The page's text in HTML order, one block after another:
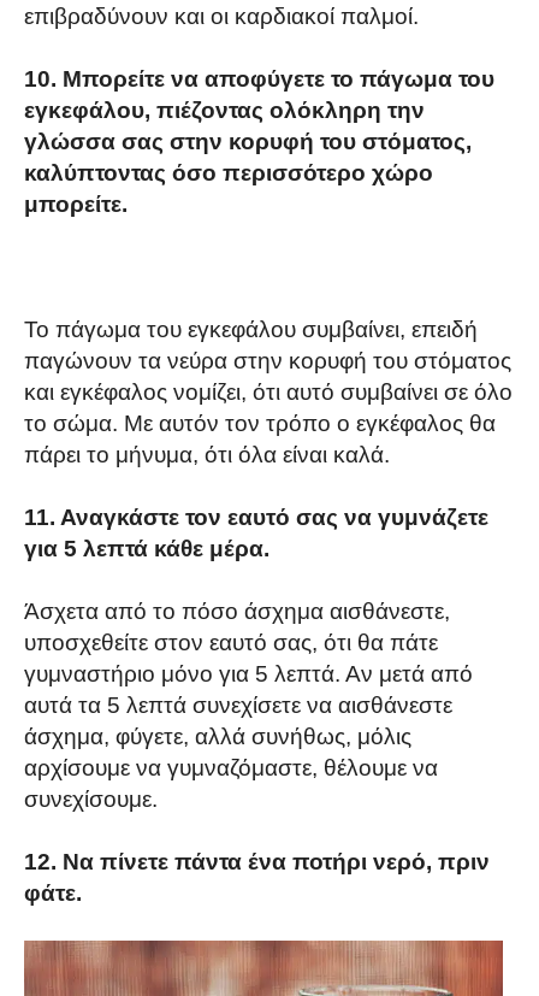
επιβραδύνουν και οι καρδιακοί παλμοί.
10. Μπορείτε να αποφύγετε το πάγωμα του
εγκεφάλου, πιέζοντας ολόκληρη την
γλώσσα σας στην κορυφή του στόματος,
καλύπτοντας όσο περισσότερο χώρο
μπορείτε.
Το πάγωμα του εγκεφάλου συμβαίνει, επειδή
παγώνουν τα νεύρα στην κορυφή του στόματος
και εγκέφαλος νομίζει, ότι αυτό συμβαίνει σε όλο
το σώμα. Με αυτόν τον τρόπο ο εγκέφαλος θα
πάρει το μήνυμα, ότι όλα είναι καλά.
11. Αναγκάστε τον εαυτό σας να γυμνάζετε
για 5 λεπτά κάθε μέρα.
Άσχετα από το πόσο άσχημα αισθάνεστε,
υποσχεθείτε στον εαυτό σας, ότι θα πάτε
γυμναστήριο μόνο για 5 λεπτά. Αν μετά από
αυτά τα 5 λεπτά συνεχίσετε να αισθάνεστε
άσχημα, φύγετε, αλλά συνήθως, μόλις
αρχίσουμε να γυμναζόμαστε, θέλουμε να
συνεχίσουμε.
12. Να πίνετε πάντα ένα ποτήρι νερό, πριν
φάτε.